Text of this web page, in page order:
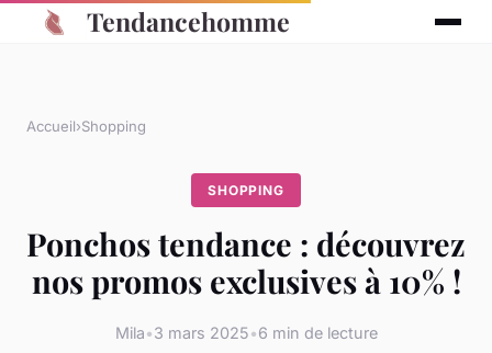
Tendancehomme
Accueil›Shopping
SHOPPING
Ponchos tendance : découvrez
nos promos exclusives à 10% !
Mila•3 mars 2025•6 min de lecture